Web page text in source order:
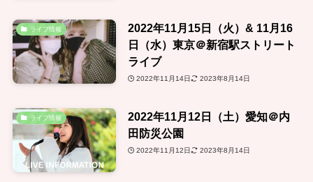
ライブ情報
2022年11月15日（火）& 11月16
日（水）東京＠新宿駅ストリート
ライブ
2022年11月14日 2023年8月14日
ライブ情報
2022年11月12日（土）愛知＠内
田防災公園
2022年11月12日 2023年8月14日